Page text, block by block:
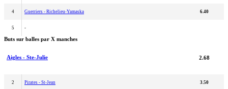
4 Guerriers - Richelieu-Yamaska 6.40
5 -
Buts sur balles par X manches
Aigles - Ste-Julie 2.68
2 Pirates - St-Jean 3.50